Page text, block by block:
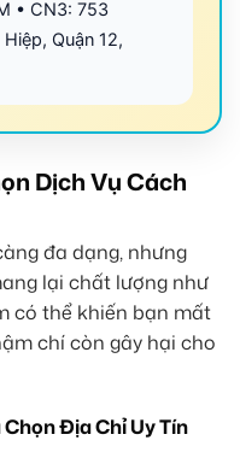
• CN3: 753
Quận 12,
Dịch Vụ Cách
đa dạng, nhưng
lại chất lượng như
có thể khiến bạn mất
chí còn gây hại cho
Địa Chỉ Uy Tín